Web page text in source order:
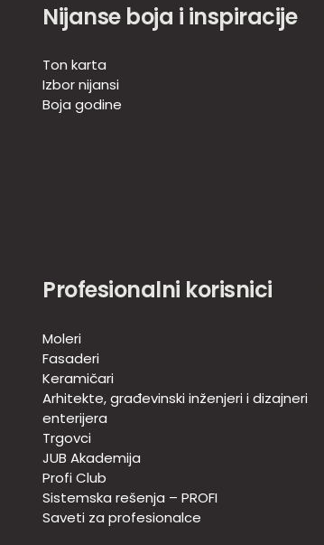
Nijanse boja i inspiracije
Ton karta
Izbor nijansi
Boja godine
Profesionalni korisnici
Moleri
Fasaderi
Keramičari
Arhitekte, građevinski inženjeri i dizajneri
enterijera
Trgovci
JUB Akademija
Profi Club
Sistemska rešenja – PROFI
Saveti za profesionalce